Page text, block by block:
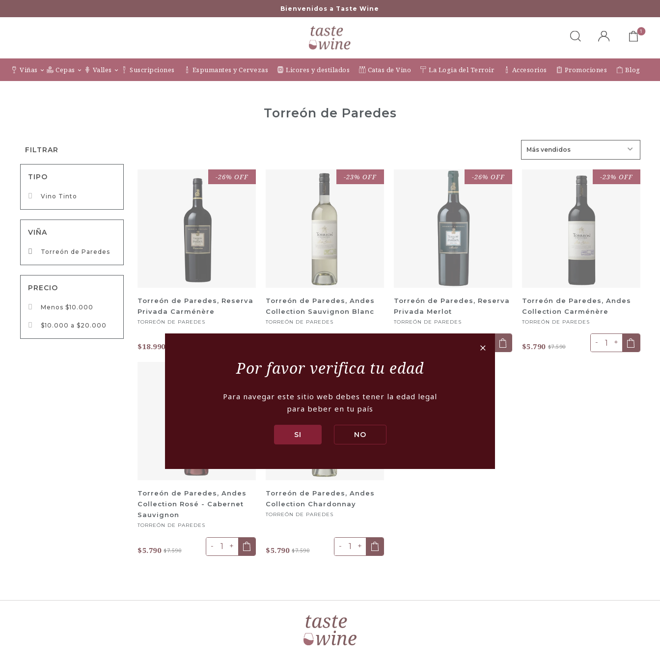
Bienvenidos a Taste Wine
1
Viñas Cepas Valles Suscripciones Espumantes y Cervezas Licores y destilados Catas de Vino La Logia del Terroir Accesorios Promociones Blog
Torreón de Paredes
FILTRAR
TIPO
Vino Tinto
VIÑA
Torreón de Paredes
PRECIO
Menos $10.000
$10.000 a $20.000
-26% OFF
Torreón de Paredes, Reserva
Privada Carménère
TORREÓN DE PAREDES
$18.990
-23% OFF
Torreón de Paredes, Andes
Collection Sauvignon Blanc
TORREÓN DE PAREDES
-26% OFF
Torreón de Paredes, Reserva
Privada Merlot
TORREÓN DE PAREDES
-23% OFF
Torreón de Paredes, Andes
Collection Carménère
TORREÓN DE PAREDES
$5.790 $7.590 +
-
-23% OFF
Torreón de Paredes, Andes
Collection Rosé - Cabernet
Sauvignon
TORREÓN DE PAREDES
$5.790 $7.590 +
-
-23% OFF
Torreón de Paredes, Andes
Collection Chardonnay
TORREÓN DE PAREDES
$5.790 $7.590 +
-
+
Por favor verifica tu edad
Para navegar este sitio web debes tener la edad legal
para beber en tu país
SI NO